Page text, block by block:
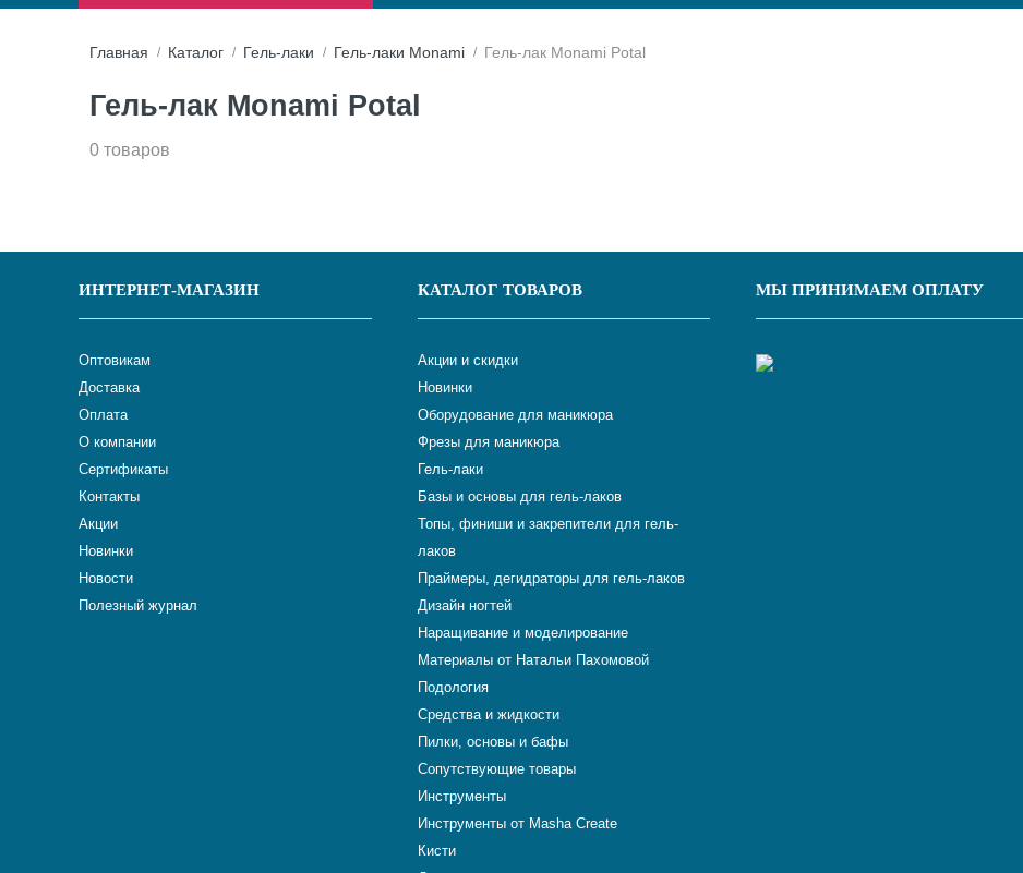
Главная Каталог Гель-лаки Гель-лаки Monami Гель-лак Monami Potal
Гель-лак Monami Potal
0 товаров
ИНТЕРНЕТ-МАГАЗИН
Оптовикам
Доставка
Оплата
О компании
Сертификаты
Контакты
Акции
Новинки
Новости
Полезный журнал
КАТАЛОГ ТОВАРОВ
Акции и скидки
Новинки
Оборудование для маникюра
Фрезы для маникюра
Гель-лаки
Базы и основы для гель-лаков
Топы, финиши и закрепители для гель-
лаков
Праймеры, дегидраторы для гель-лаков
Дизайн ногтей
Наращивание и моделирование
Материалы от Натальи Пахомовой
Подология
Средства и жидкости
Пилки, основы и бафы
Сопутствующие товары
Инструменты
Инструменты от Masha Create
Кисти
МЫ ПРИНИМАЕМ ОПЛАТУ